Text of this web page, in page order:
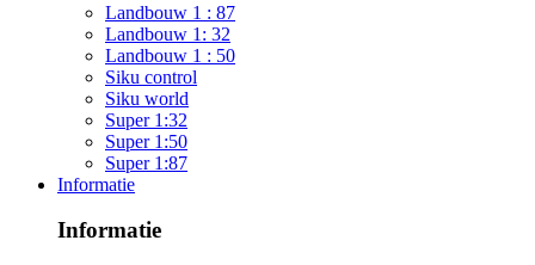
Landbouw 1 : 87
Landbouw 1: 32
Landbouw 1 : 50
Siku control
Siku world
Super 1:32
Super 1:50
Super 1:87
Informatie
Informatie